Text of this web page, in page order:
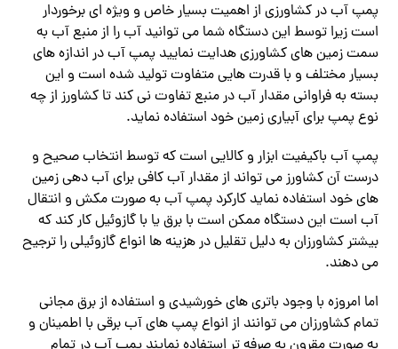
پمپ آب در کشاورزی از اهمیت بسیار خاص و ویژه ای برخوردار
است زیرا توسط این دستگاه شما می توانید آب را از منبع آب به
سمت زمین های کشاورزی هدایت نمایید پمپ آب در اندازه های
بسیار مختلف و با قدرت هایی متفاوت تولید شده است و این
بسته به فراوانی مقدار آب در منبع تفاوت نی کند تا کشاورز از چه
نوع پمپ برای آبیاری زمین خود استفاده نماید.
پمپ آب باکیفیت ابزار و کالایی است که توسط انتخاب صحیح و
درست آن کشاورز می تواند از مقدار آب کافی برای آب دهی زمین
های خود استفاده نماید کارکرد پمپ آب به صورت مکش و انتقال
آب است این دستگاه ممکن است با برق یا با گازوئیل کار کند که
بیشتر کشاورزان به دلیل تقلیل در هزینه ها انواع گازوئیلی را ترجیح
می دهند.
اما امروزه با وجود باتری های خورشیدی و استفاده از برق مجانی
تمام کشاورزان می توانند از انواع پمپ های آب برقی با اطمینان و